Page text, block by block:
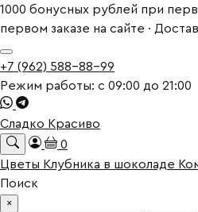
1000 бонусных рублей при
первом заказе на сайте ·
+7 (962) 588-88-99
Режим работы: с 09:00 до 21:00
Сладко Красиво
0
Цветы Клубника в шоколаде
Поиск
×